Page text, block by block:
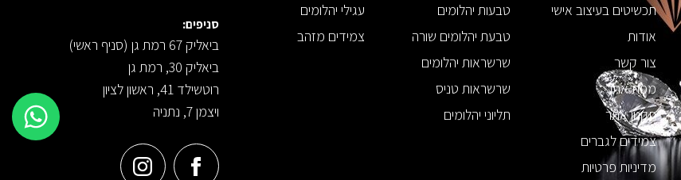
תכשיטים בעיצוב אישי
אודות
צור קשר
מפת אתר
תקנון אתר
צמידים לגברים
מדיניות פרטיות
טבעות יהלומים
טבעת יהלומים שורה
שרשראות יהלומים
שרשראות טניס
תליוני יהלומים
עגילי יהלומים
צמידים מזהב
סניפים:
ביאליק 67 רמת גן (סניף ראשי)
ביאליק 30, רמת גן
רוטשילד 41, ראשון לציון
ויצמן 7, נתניה